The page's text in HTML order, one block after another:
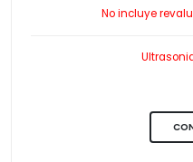
No incluye